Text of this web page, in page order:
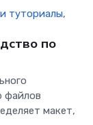
туториалы,
по
файлов
макет,